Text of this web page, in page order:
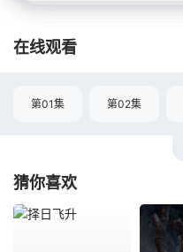
在线观看
第01集 第02集
猜你喜欢